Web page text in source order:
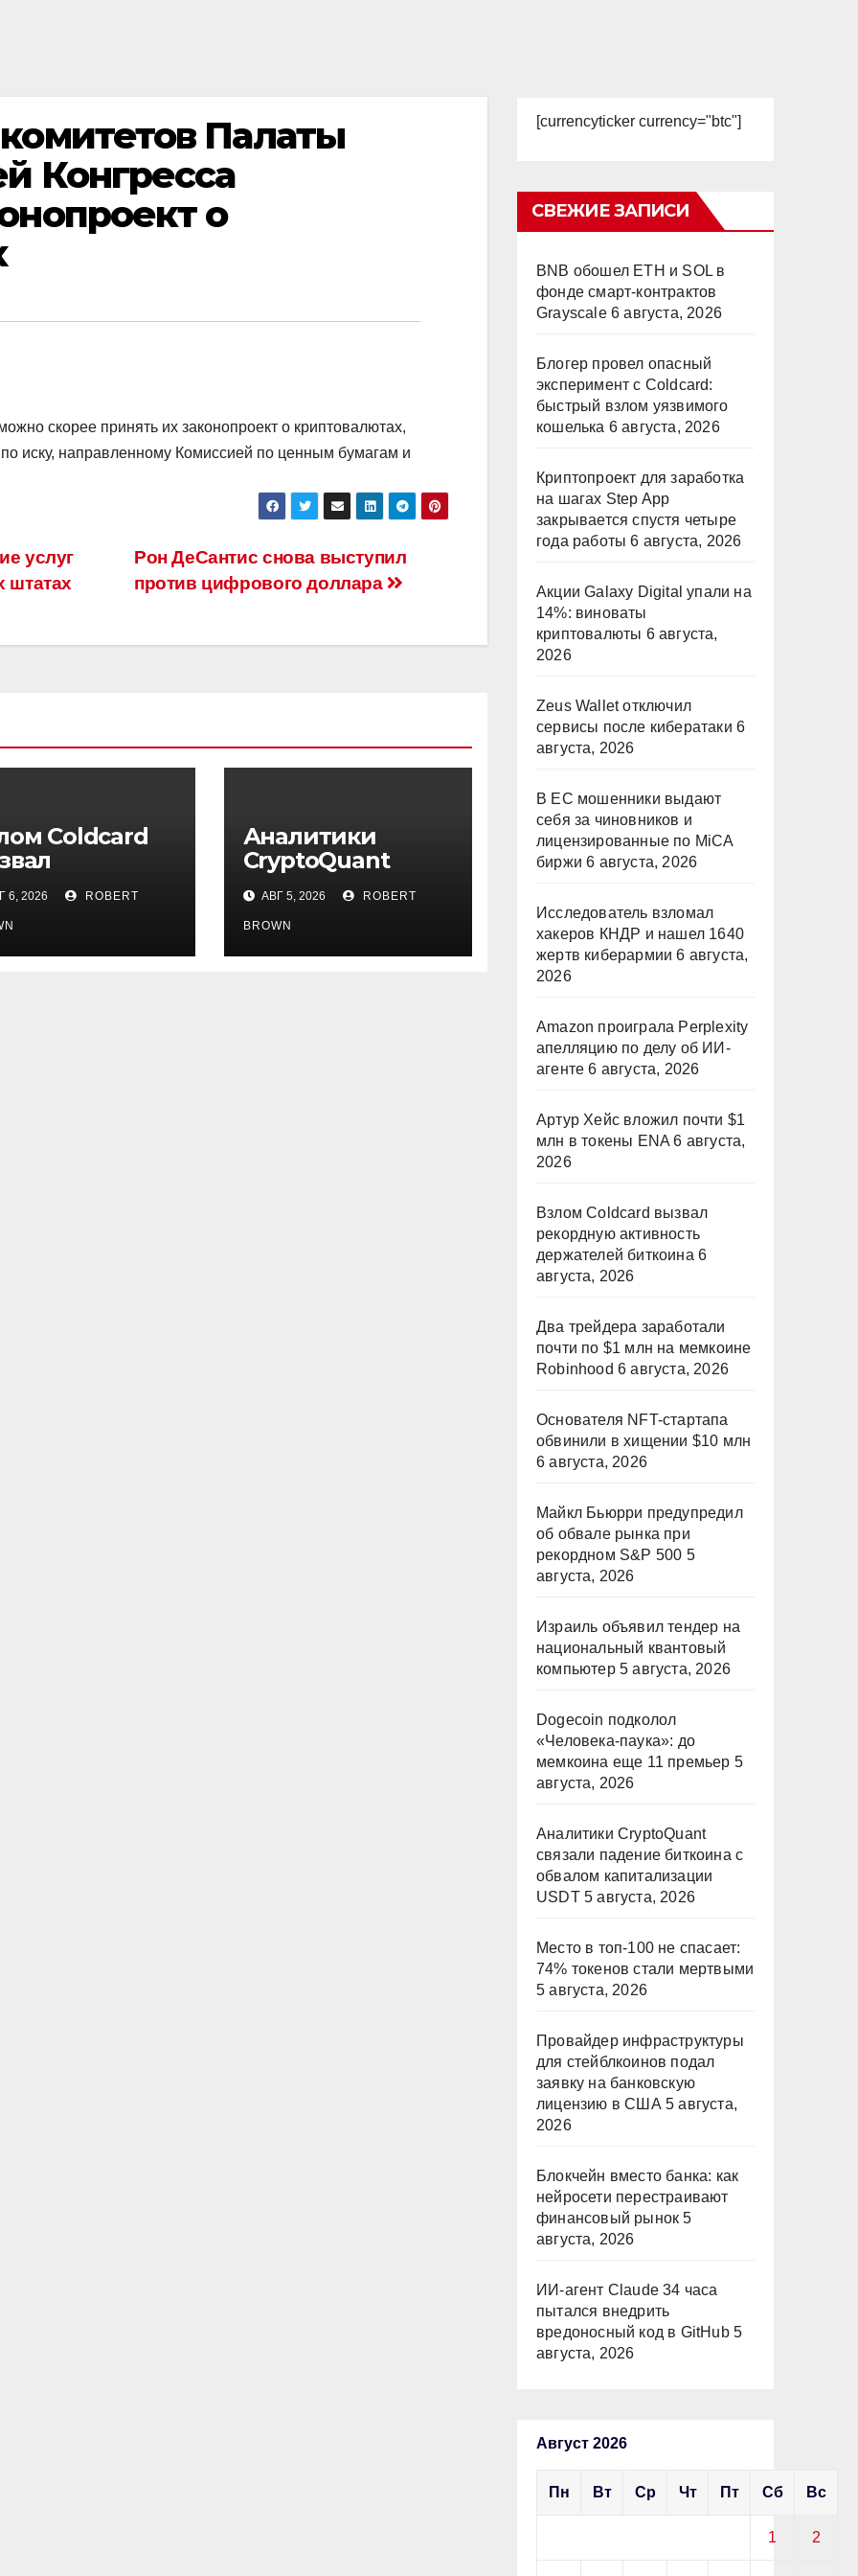
Палаты
Конгресса
о
скорее принять их законопроект о криптовалютах,
иску, направленному Комиссией по ценным бумагам и
Рон ДеСантис снова выступил
против цифрового доллара
услуг
штатах
Coldcard
6, 2026 ROBERT
Аналитики
CryptoQuant
связали падение
биткоина с
обвалом
капитализации
АВГ 5, 2026 ROBERT
BROWN
[currencyticker currency="btc"]
СВЕЖИЕ ЗАПИСИ
BNB обошел ETH и SOL в
фонде смарт-контрактов
Grayscale 6 августа, 2026
Блогер провел опасный
эксперимент с Coldcard:
быстрый взлом уязвимого
кошелька 6 августа, 2026
Криптопроект для заработка
на шагах Step App
закрывается спустя четыре
года работы 6 августа, 2026
Акции Galaxy Digital упали на
14%: виноваты
криптовалюты 6 августа,
2026
Zeus Wallet отключил
сервисы после кибератаки 6
августа, 2026
В ЕС мошенники выдают
себя за чиновников и
лицензированные по MiCA
биржи 6 августа, 2026
Исследователь взломал
хакеров КНДР и нашел 1640
жертв киберармии 6 августа,
2026
Amazon проиграла Perplexity
апелляцию по делу об ИИ-
агенте 6 августа, 2026
Артур Хейс вложил почти $1
млн в токены ENA 6 августа,
2026
Взлом Coldcard вызвал
рекордную активность
держателей биткоина 6
августа, 2026
Два трейдера заработали
почти по $1 млн на мемкоине
Robinhood 6 августа, 2026
Основателя NFT-стартапа
обвинили в хищении $10 млн
6 августа, 2026
Майкл Бьюрри предупредил
об обвале рынка при
рекордном S&P 500 5
августа, 2026
Израиль объявил тендер на
национальный квантовый
компьютер 5 августа, 2026
Dogecoin подколол
«Человека-паука»: до
мемкоина еще 11 премьер 5
августа, 2026
Аналитики CryptoQuant
связали падение биткоина с
обвалом капитализации
USDT 5 августа, 2026
Место в топ-100 не спасает:
74% токенов стали мертвыми
5 августа, 2026
Провайдер инфраструктуры
для стейблкоинов подал
заявку на банковскую
лицензию в США 5 августа,
2026
Блокчейн вместо банка: как
нейросети перестраивают
финансовый рынок 5
августа, 2026
ИИ-агент Claude 34 часа
пытался внедрить
вредоносный код в GitHub 5
августа, 2026
Август 2026
Пн Вт Ср Чт Пт Сб Вс
1 2